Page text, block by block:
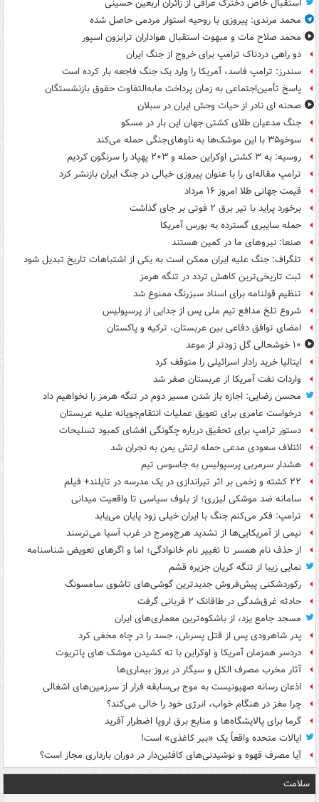
استقبال خاص دخترک عراقی از زائران اربعین حسینی
محمد مرندی: پیروزی با روحیه استوار مردمی حاصل شده
محمد صلاح مات و مبهوت استقبال هواداران ترابزون اسپور
دو راهی دردناک ترامپ برای خروج از جنگ ایران
سندرز: ترامپ فاسد، آمریکا را وارد یک جنگ فاجعه بار کرده است
پاسخ تأمین‌اجتماعی به زمان پرداخت مابه‌التفاوت حقوق بازنشستگان
صحنه ای نادر از حیات وحش ایران در سبلان
جنگ مدعیان طلای کشتی جهان این بار در مسکو
سوخو۳۵ با این موشک‌ها به ناوهای‌جنگی حمله می‌کند
روسیه: به ۳ کشتی اوکراین حمله و ۲۰۳ پهپاد را سرنگون کردیم
ترامپ مقاله‌ای را با عنوان پیروزی خیالی در جنگ ایران بازنشر کرد
قیمت جهانی طلا امروز ۱۶ مرداد
برخورد پراید با تیر برق ۲ فوتی بر جای گذاشت
حمله سایبری گسترده به بورس آمریکا
صنعا: نیروهای ما در کمین‌ هستند
تلگراف: جنگ علیه ایران ممکن است به یکی از اشتباهات تاریخ تبدیل شود
ثبت تاریخی‌ترین کاهش تردد در تنگه هرمز
تنظیم قولنامه برای اسناد سبزرنگ ممنوع شد
شروع تلخ مدافع تیم ملی پس از جدایی از پرسپولیس
امضای توافق دفاعی بین عربستان، ترکیه و پاکستان
۱۰ خوشحالی گل زودتر از موعد
ایتالیا خرید رادار اسرائیلی را متوقف کرد
واردات نفت آمریکا از عربستان صفر شد
محسن رضایی: اجازه باز شدن مسیر دوم در تنگه هرمز را نخواهیم داد
درخواست عامری برای تعویق عملیات انتقام‌جویانه علیه عربستان
دستور ترامپ برای تحقیق درباره چگونگی افشای کمبود تسلیحات
ائتلاف سعودی مدعی حمله ارتش یمن به نجران شد
هشدار سرمربی پرسپولیس به جاسوس تیم
۲۲ کشته و زخمی بر اثر تیراندازی در یک مدرسه در تایلند+ فیلم
سامانه ضد موشکی لیزری؛ از بلوف سیاسی تا واقعیت میدانی
ترامپ: فکر می‌کنم جنگ با ایران خیلی زود پایان می‌یابد
نیمی از آمریکایی‌ها از تشدید هرج‌ومرج در غرب آسیا می‌ترسند
از حذف نام همسر تا تغییر نام خانوادگی؛ اما و اگرهای تعویض شناسنامه
نمایی زیبا از تنگه کریان جزیره قشم
رکوردشکنی پیش‌فروش جدیدترین گوشی‌های تاشوی سامسونگ
حادثه غرق‌شدگی در طاقانک ۲ قربانی گرفت
مسجد جامع یزد، از باشکوه‌ترین معماری‌های ایران
پدر شاهرودی پس از قتل پسرش، جسد را در چاه مخفی کرد
دردسر همزمان آمریکا و اوکراین با ته کشیدن موشک های پاتریوت
آثار مخرب مصرف الکل و سیگار در بروز بیماری‌ها
اذعان رسانه صهیونیست به موج بی‌سابقه فرار از سرزمین‌های اشغالی
چرا مغز در هنگام خواب، انرژی خود را خالی می‌کند؟
گرما برای پالایشگاه‌ها و منابع برق اروپا اضطرار آفرید
ایالات متحده واقعاً یک «ببر کاغذی» است!
آیا مصرف قهوه و نوشیدنی‌های کافئین‌دار در دوران بارداری مجاز است؟
سلامت